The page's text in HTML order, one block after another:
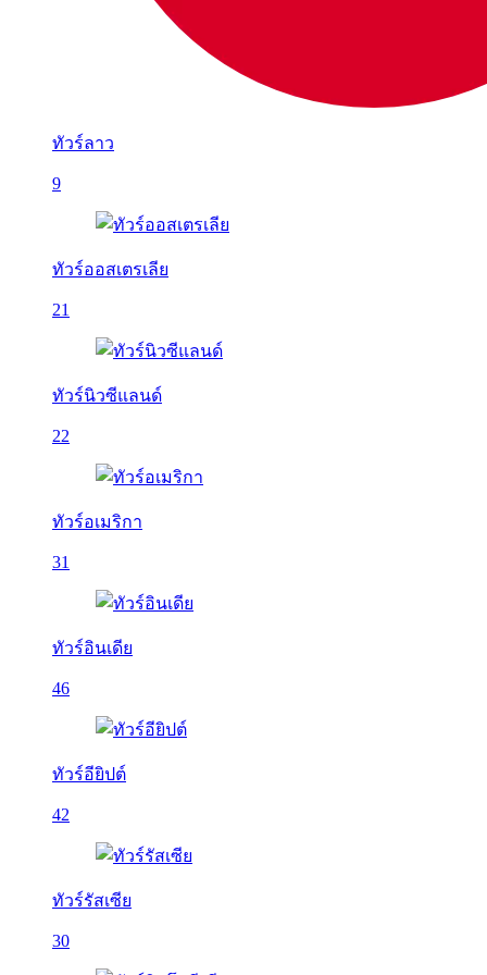
ทัวร์ลาว
9
ทัวร์ออสเตรเลีย
21
ทัวร์นิวซีแลนด์
22
ทัวร์อเมริกา
31
ทัวร์อินเดีย
46
ทัวร์อียิปต์
42
ทัวร์รัสเซีย
30